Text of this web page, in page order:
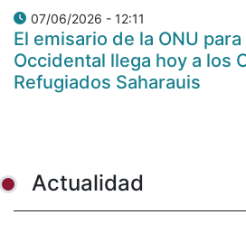
07/06/2026 - 12:11
El emisario de la ONU para
Occidental llega hoy a los
Refugiados Saharauis
Actualidad